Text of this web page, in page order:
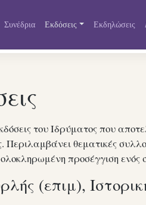
Συνέδρια Εκδόσεις Εκδηλώσεις
του Ιδρύματος που
Περιλαμβάνει θεματικές
προσέγγιση ενός
(επιμ),